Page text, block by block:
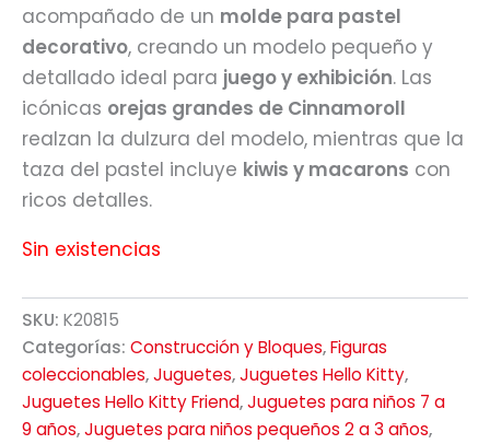
acompañado de un molde para pastel
decorativo, creando un modelo pequeño y
detallado ideal para juego y exhibición. Las
icónicas orejas grandes de Cinnamoroll
realzan la dulzura del modelo, mientras que la
taza del pastel incluye kiwis y macarons con
ricos detalles.
Sin existencias
SKU: K20815
Categorías: Construcción y Bloques,Figuras
coleccionables,Juguetes,Juguetes Hello Kitty,
Juguetes Hello Kitty Friend,Juguetes para niños 7 a
9 años,Juguetes para niños pequeños 2 a 3 años,